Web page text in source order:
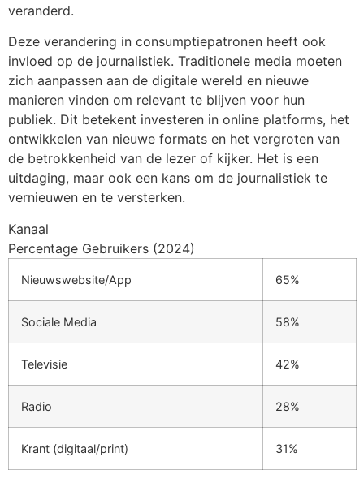
veranderd.
Deze verandering in consumptiepatronen heeft ook
invloed op de journalistiek. Traditionele media moeten
zich aanpassen aan de digitale wereld en nieuwe
manieren vinden om relevant te blijven voor hun
publiek. Dit betekent investeren in online platforms, het
ontwikkelen van nieuwe formats en het vergroten van
de betrokkenheid van de lezer of kijker. Het is een
uitdaging, maar ook een kans om de journalistiek te
vernieuwen en te versterken.
Kanaal
Percentage Gebruikers (2024)
Nieuwswebsite/App 65%
Sociale Media 58%
Televisie 42%
Radio 28%
Krant (digitaal/print) 31%